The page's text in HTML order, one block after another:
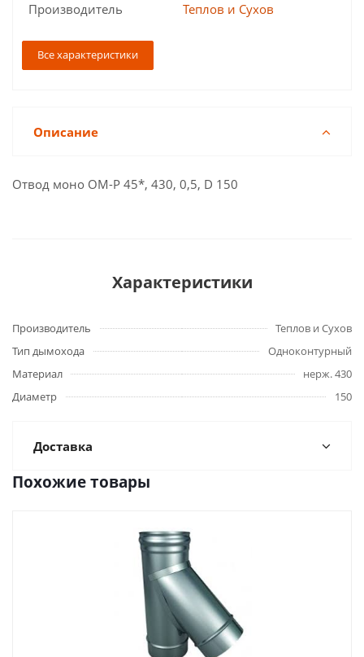
Производитель Теплов и Сухов
Все характеристики
Описание
Отвод моно ОМ-Р 45*, 430, 0,5, D 150
Характеристики
Производитель
Теплов и Сухов
Тип дымохода
Одноконтурный
Материал
нерж. 430
Диаметр
150
Доставка
Похожие товары